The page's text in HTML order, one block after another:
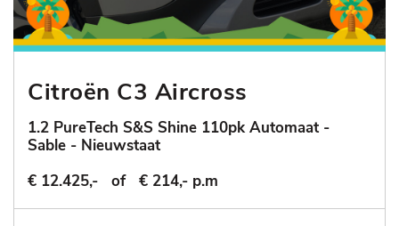
Citroën C3 Aircross
1.2 PureTech S&S Shine 110pk Automaat -
Sable - Nieuwstaat
€ 12.425,-
of € 214,- p.m